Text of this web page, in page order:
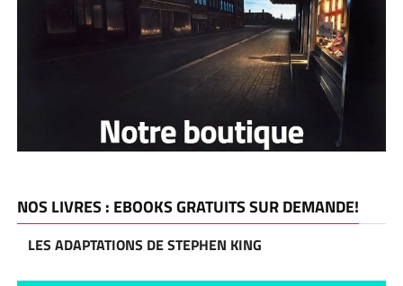
NOS LIVRES : EBOOKS GRATUITS SUR DEMANDE!
LES ADAPTATIONS DE STEPHEN KING